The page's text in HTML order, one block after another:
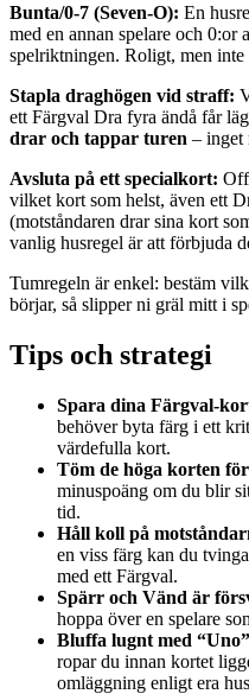
Bunta/0-7 (Seven-O): En
med en annan spelare och 0:or
spelriktningen. Roligt, men
Stapla draghögen vid straff:
ett Färgval Dra fyra ändå får
drar och tappar turen – inget
Avsluta på ett specialkort:
vilket kort som helst, även ett
(motståndaren drar sina kort
vanlig husregel är att förbjuda
Tumregeln är enkel: bestäm
börjar, så slipper ni gräl mitt i
Tips och strategi
Spara dina Färgval-
behöver byta färg i ett
värdefulla kort.
Töm de höga korten
minuspoäng om du blir
tid.
Håll koll på
en viss färg kan du
med ett Färgval.
Spärr och Vänd är
hoppa över en spelare
Bluffa lugnt med
ropar du innan kortet
omläggning enligt era